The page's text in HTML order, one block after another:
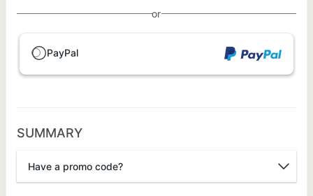
or
PayPal
SUMMARY
Have a promo code?